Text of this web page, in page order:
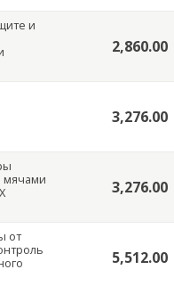
и
2,860.00
3,276.00
мячами
3,276.00
от
5,512.00